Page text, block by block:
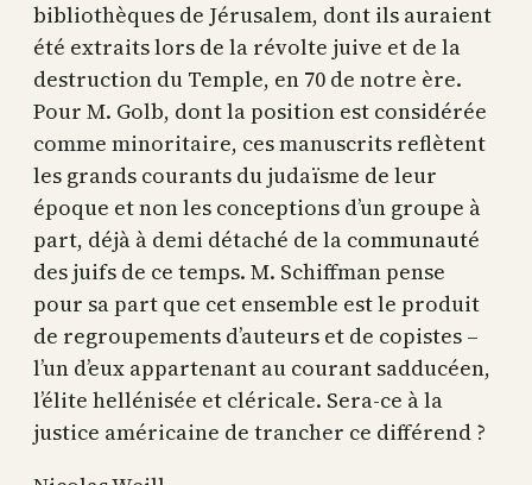
bibliothèques de Jérusalem, dont ils auraient
été extraits lors de la révolte juive et de la
destruction du Temple, en 70 de notre ère.
Pour M. Golb, dont la position est considérée
comme minoritaire, ces manuscrits reflètent
les grands courants du judaïsme de leur
époque et non les conceptions d’un groupe à
part, déjà à demi détaché de la communauté
des juifs de ce temps. M. Schiffman pense
pour sa part que cet ensemble est le produit
de regroupements d’auteurs et de copistes –
l’un d’eux appartenant au courant sadducéen,
l’élite hellénisée et cléricale. Sera-ce à la
justice américaine de trancher ce différend ?